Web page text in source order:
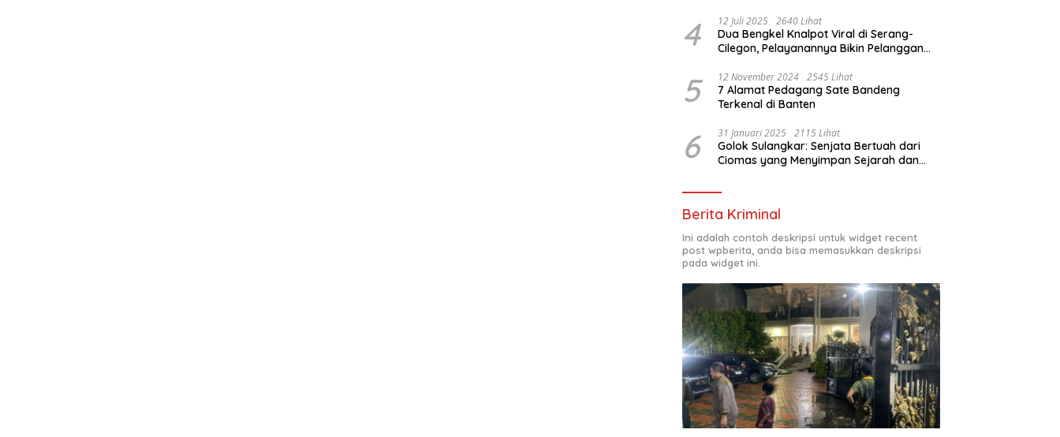
4 12 Juli 2025 2640 Lihat
Dua Bengkel Knalpot Viral di Serang-
Cilegon, Pelayanannya Bikin Pelanggan
5 12 November 2024 2545 Lihat
7 Alamat Pedagang Sate Bandeng
Terkenal di Banten
6 31 Januari 2025 2115 Lihat
Golok Sulangkar: Senjata Bertuah dari
Ciomas yang Menyimpan Sejarah dan
Berita Kriminal
Ini adalah contoh deskripsi untuk widget recent
post wpberita, anda bisa memasukkan deskripsi
pada widget ini.